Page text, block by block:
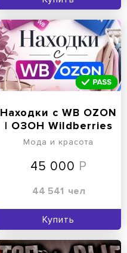
Находки с WB OZON
| ОЗОН Wildberries
Вайлдберриз
Мода и красота
45 000
44 541 чел
Купить